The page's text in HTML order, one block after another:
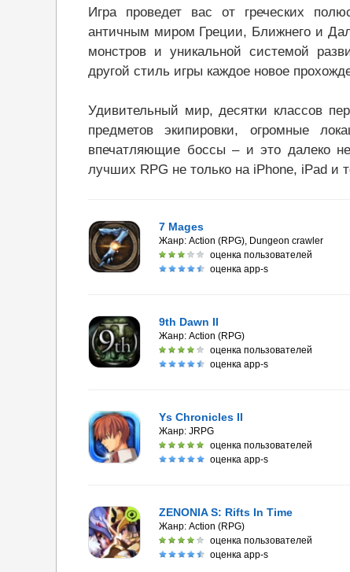
Игра проведет вас от греческих
античным миром Греции, Ближнего и
монстров и уникальной системой
другой стиль игры каждое новое
Удивительный мир, десятки классов
предметов экипировки, огромные
впечатляющие боссы – и это далеко
лучших RPG не только на iPhone, iPad и
7 Mages
Жанр: Action (RPG), Dungeon crawler
оценка пользователей
оценка app-s
9th Dawn II
Жанр: Action (RPG)
оценка пользователей
оценка app-s
Ys Chronicles II
Жанр: JRPG
оценка пользователей
оценка app-s
ZENONIA S: Rifts In Time
Жанр: Action (RPG)
оценка пользователей
оценка app-s